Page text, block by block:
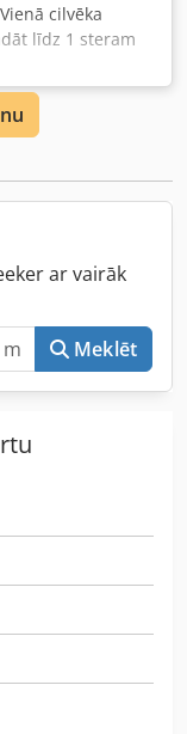
cilvēka
līdz 1 steram
noslodze ir
sistēmu veidiem
lentēs
griešana,
motorzāģa zoba
Ag Ajk
ar vairāk
Meklēt